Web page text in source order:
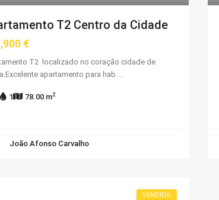
T2 Centro da Cidade
€
T2 localizado no coração cidade de
apartamento para hab
1 78.00 m2
João Afonso Carvalho
VENDIDO